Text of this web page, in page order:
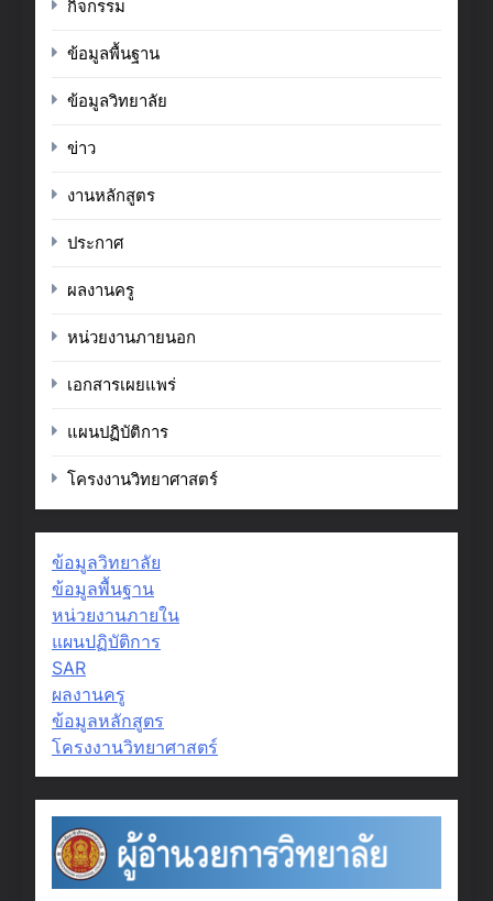
กิจกรรม
ข้อมูลพื้นฐาน
ข้อมูลวิทยาลัย
ข่าว
งานหลักสูตร
ประกาศ
ผลงานครู
หน่วยงานภายนอก
เอกสารเผยแพร่
แผนปฏิบัติการ
โครงงานวิทยาศาสตร์
ข้อมูลวิทยาลัย
ข้อมูลพื้นฐาน
หน่วยงานภายใน
แผนปฏิบัติการ
SAR
ผลงานครู
ข้อมูลหลักสูตร
โครงงานวิทยาศาสตร์